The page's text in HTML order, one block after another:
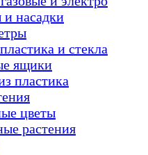
насадки
и стекла
ящики
пластика
цветы
растения